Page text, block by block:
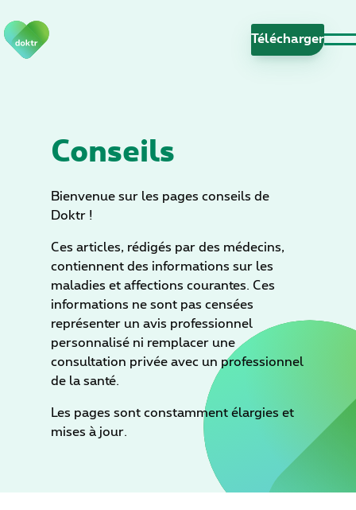
a
Conseils
Bienvenue sur les pages conseils de
Doktr !
Ces articles, rédigés par des médecins,
contiennent des informations sur les
maladies et affections courantes. Ces
informations ne sont pas censées
représenter un avis professionnel
personnalisé ni remplacer une
consultation privée avec un professionnel
de la santé.
Les pages sont constamment élargies et
mises à jour.